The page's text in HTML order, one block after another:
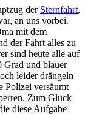
der Sternfahrt,
an uns vorbei.
mit dem
der Fahrt alles zu
sind heute alle auf
Grad und blauer
leider drängeln
Polizei versäumt
Zum Glück
diese Aufgabe